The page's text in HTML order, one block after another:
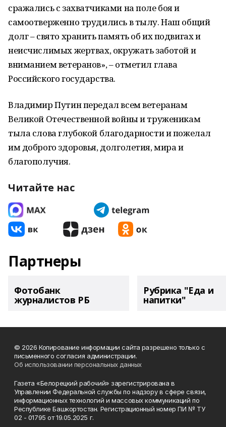
сражались с захватчиками на поле боя и
самоотверженно трудились в тылу. Наш общий
долг – свято хранить память об их подвигах и
неисчислимых жертвах, окружать заботой и
вниманием ветеранов», – отметил глава
Российского государства.
Владимир Путин передал всем ветеранам
Великой Отечественной войны и труженикам
тыла слова глубокой благодарности и пожелал
им доброго здоровья, долголетия, мира и
благополучия.
Читайте нас
Партнеры
Фотобанк
журналистов РБ
Рубрика "Еда и
напитки"
© 2026 Копирование информации сайта разрешено только с
письменного согласия администрации.
Об использовании персональных данных
Газета «Белорецкий рабочий» зарегистрирована в
Управлении Федеральной службы по надзору в сфере связи,
информационных технологий и массовых коммуникаций по
Республике Башкортостан. Регистрационный номер ПИ № ТУ
02 - 01795 от 19.05.2025 г.